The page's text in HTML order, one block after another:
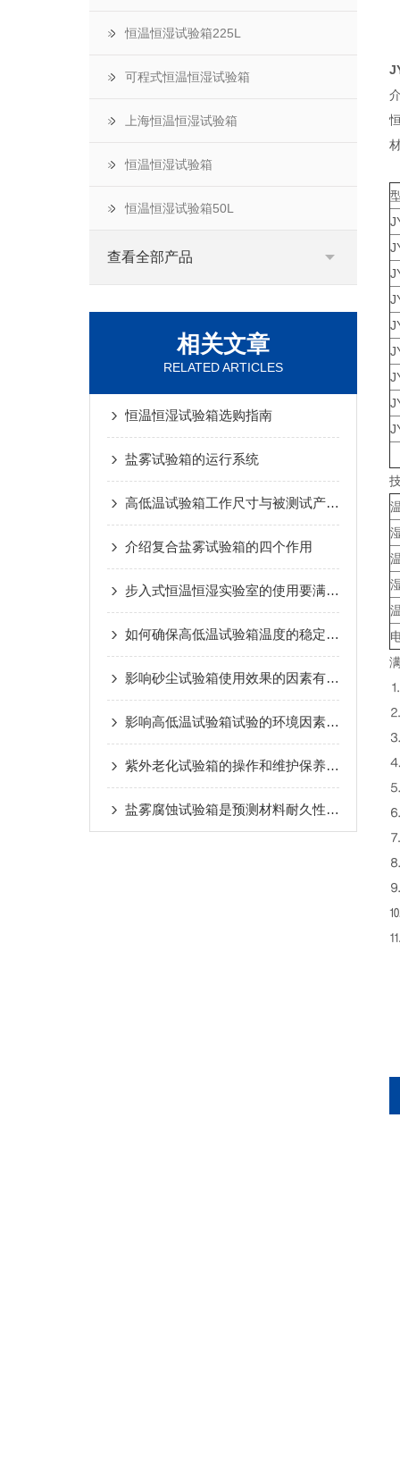
恒温恒湿试验箱225L
可程式恒温恒湿试验箱
上海恒温恒湿试验箱
恒温恒湿试验箱
恒温恒湿试验箱50L
查看全部产品
相关文章
RELATED ARTICLES
恒温恒湿试验箱选购指南
盐雾试验箱的运行系统
高低温试验箱工作尺寸与被测试产品外廓尺寸之间应遵循以下规则
介绍复合盐雾试验箱的四个作用
步入式恒温恒湿实验室的使用要满足哪些条件
如何确保高低温试验箱温度的稳定性？
影响砂尘试验箱使用效果的因素有哪些？
影响高低温试验箱试验的环境因素有哪些？
紫外老化试验箱的操作和维护保养介绍
盐雾腐蚀试验箱是预测材料耐久性的重要工具
⒋
⒑
⒒